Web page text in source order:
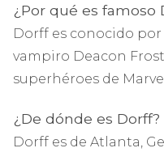
¿Por qué es famoso
Dorff es conocido
vampiro Deacon
superhéroes de
¿De dónde es Dorff?
Dorff es de Atlanta,